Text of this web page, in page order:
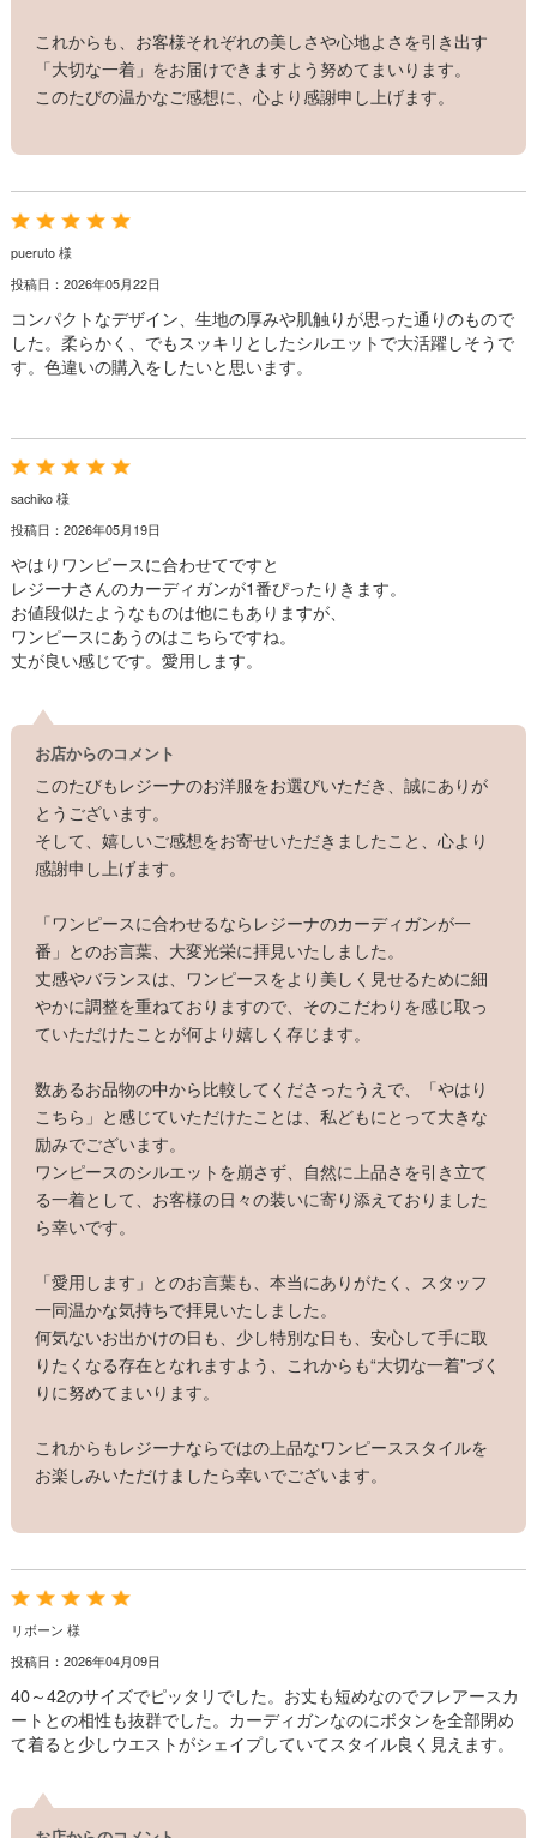
これからも、お客様それぞれの美しさや心地よさを引き出す
「大切な一着」をお届けできますよう努めてまいります。
このたびの温かなご感想に、心より感謝申し上げます。
pueruto 様
投稿日：2026年05月22日
コンパクトなデザイン、生地の厚みや肌触りが思った通りのもので
した。柔らかく、でもスッキリとしたシルエットで大活躍しそうで
す。色違いの購入をしたいと思います。
sachiko 様
投稿日：2026年05月19日
やはりワンピースに合わせてですと
レジーナさんのカーディガンが1番ぴったりきます。
お値段似たようなものは他にもありますが、
ワンピースにあうのはこちらですね。
丈が良い感じです。愛用します。
お店からのコメント
このたびもレジーナのお洋服をお選びいただき、誠にありが
とうございます。
そして、嬉しいご感想をお寄せいただきましたこと、心より
感謝申し上げます。
「ワンピースに合わせるならレジーナのカーディガンが一
番」とのお言葉、大変光栄に拝見いたしました。
丈感やバランスは、ワンピースをより美しく見せるために細
やかに調整を重ねておりますので、そのこだわりを感じ取っ
ていただけたことが何より嬉しく存じます。
数あるお品物の中から比較してくださったうえで、「やはり
こちら」と感じていただけたことは、私どもにとって大きな
励みでございます。
ワンピースのシルエットを崩さず、自然に上品さを引き立て
る一着として、お客様の日々の装いに寄り添えておりました
ら幸いです。
「愛用します」とのお言葉も、本当にありがたく、スタッフ
一同温かな気持ちで拝見いたしました。
何気ないお出かけの日も、少し特別な日も、安心して手に取
りたくなる存在となれますよう、これからも“大切な一着”づく
りに努めてまいります。
これからもレジーナならではの上品なワンピーススタイルを
お楽しみいただけましたら幸いでございます。
リボーン 様
投稿日：2026年04月09日
40～42のサイズでピッタリでした。お丈も短めなのでフレアースカ
ートとの相性も抜群でした。カーディガンなのにボタンを全部閉め
て着ると少しウエストがシェイプしていてスタイル良く見えます。